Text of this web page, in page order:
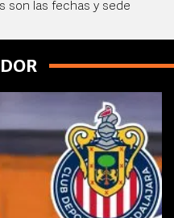
son las fechas y sede